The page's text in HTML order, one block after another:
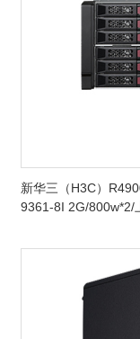
新华三（H3C）
9361-8I 2G/800w*2/